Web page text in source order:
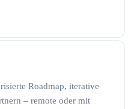
Roadmap, iterative
– remote oder mit